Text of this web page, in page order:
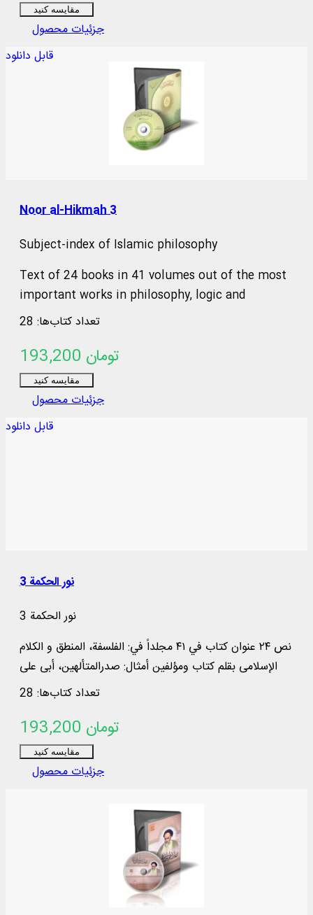
مقایسه کنید
جزئیات محصول
قابل دانلود
Noor al-Hikmah 3
Subject-index of Islamic philosophy
Text of 24 books in 41 volumes out of the most
important works in philosophy, logic and
theology written by Sadr al-Muta&rsquo;allihin,
تعداد کتاب‌ها: 28
193,200 تومان
مقایسه کنید
جزئیات محصول
قابل دانلود
نور الحكمة 3
نور الحكمة 3
نص ۲۴ عنوان كتاب في ۴۱ مجلداً في: الفلسفة، المنطق و الكلام
الإسلامي بقلم كتاب ومؤلفين أمثال: صدرالمتألهين، أبي علي
سينا، و...
تعداد کتاب‌ها: 28
193,200 تومان
مقایسه کنید
جزئیات محصول